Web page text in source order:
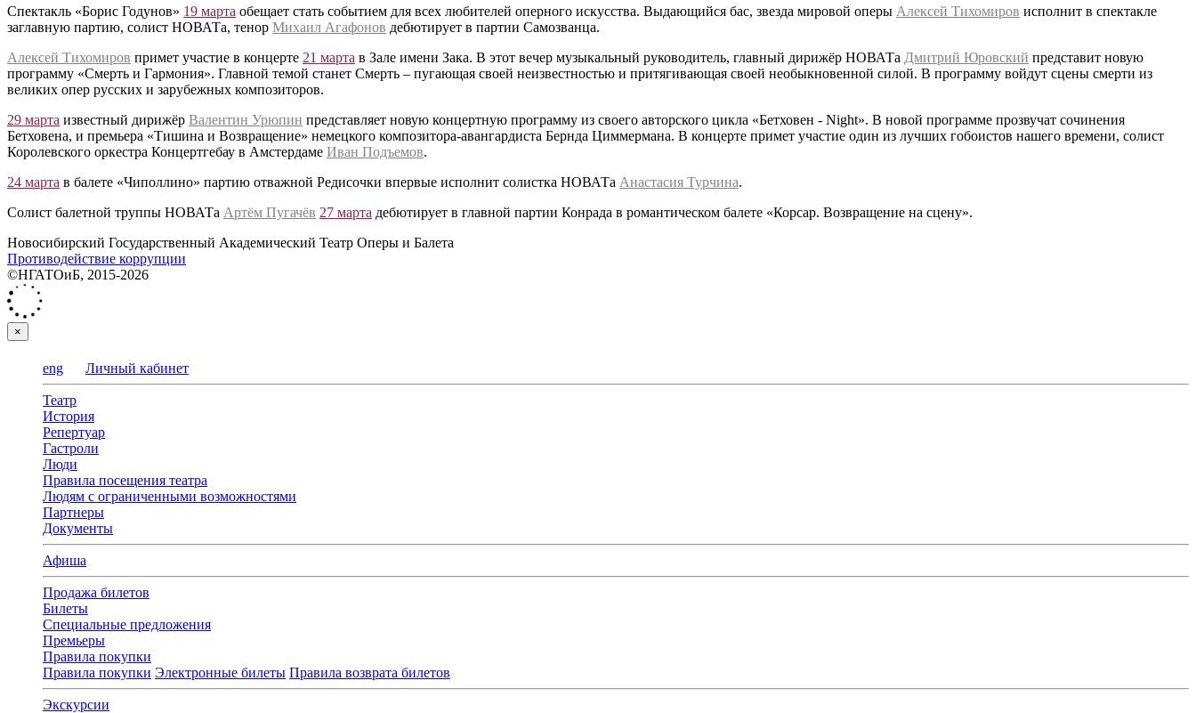
Спектакль «Борис Годунов» 19 марта обещает стать событием для всех любителей оперного искусства. Выдающийся бас, звезда мировой оперы Алексей Тихомиров исполнит в спектакле
заглавную партию, солист НОВАТа, тенор Михаил Агафонов дебютирует в партии Самозванца.
Алексей Тихомиров примет участие в концерте 21 марта в Зале имени Зака. В этот вечер музыкальный руководитель, главный дирижёр НОВАТа Дмитрий Юровский представит новую
программу «Смерть и Гармония». Главной темой станет Смерть – пугающая своей неизвестностью и притягивающая своей необыкновенной силой. В программу войдут сцены смерти из
великих опер русских и зарубежных композиторов.
29 марта известный дирижёр Валентин Урюпин представляет новую концертную программу из своего авторского цикла «Бетховен - Night». В новой программе прозвучат сочинения
Бетховена, и премьера «Тишина и Возвращение» немецкого композитора-авангардиста Бернда Циммермана. В концерте примет участие один из лучших гобоистов нашего времени, солист
Королевского оркестра Концертгебау в Амстердаме Иван Подъемов.
24 марта в балете «Чиполлино» партию отважной Редисочки впервые исполнит солистка НОВАТа Анастасия Турчина.
Солист балетной труппы НОВАТа Артём Пугачёв 27 марта дебютирует в главной партии Конрада в романтическом балете «Корсар. Возвращение на сцену».
Новосибирский Государственный Академический Театр Оперы и Балета
Противодействие коррупции
©НГАТОиБ, 2015-2026
×
eng Личный кабинет
Театр
История
Репертуар
Гастроли
Люди
Правила посещения театра
Людям с ограниченными возможностями
Партнеры
Документы
Афиша
Продажа билетов
Билеты
Специальные предложения
Премьеры
Правила покупки
Правила покупки Электронные билеты Правила возврата билетов
Экскурсии